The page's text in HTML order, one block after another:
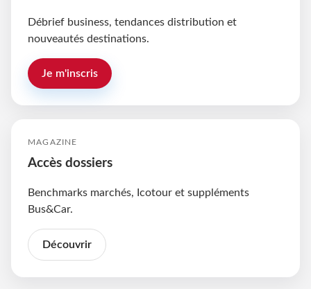
Débrief business, tendances distribution et
nouveautés destinations.
Je m'inscris
MAGAZINE
Accès dossiers
Benchmarks marchés, Icotour et suppléments
Bus&Car.
Découvrir